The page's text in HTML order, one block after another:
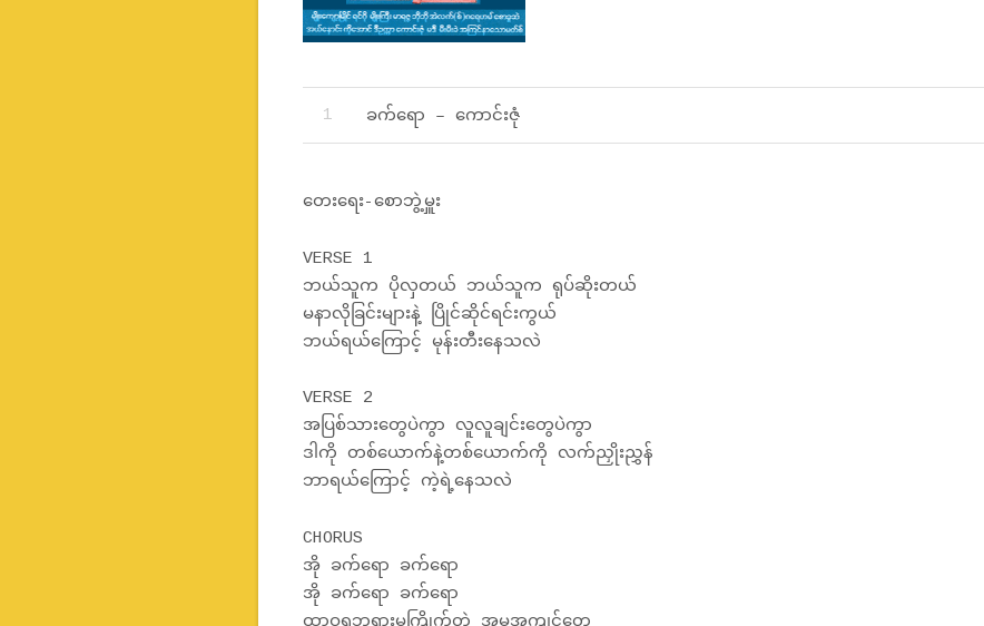
Record Tracklist
ခက်ရော – ကောင်းဇုံ
တေးရေး-စောဘွဲ့မှူး
VERSE 1
ဘယ်သူက ပိုလှတယ် ဘယ်သူက ရုပ်ဆိုးတယ်
မနာလိုခြင်းများနဲ့ ပြိုင်ဆိုင်ရင်းကွယ်
ဘယ်ရယ်ကြောင့် မုန်းတီးနေသလဲ
VERSE 2
အပြစ်သားတွေပဲကွာ လူလူချင်းတွေပဲကွာ
ဒါကို တစ်ယောက်နဲ့တစ်ယောက်ကို လက်ညှိုးညွှန်
ဘာရယ်ကြောင့် ကဲ့ရဲ့နေသလဲ
CHORUS
အို ခက်ရော ခက်ရော
အို ခက်ရော ခက်ရော
ထာဝရဘုရားမကြိုက်တဲ့ အမူအကျင့်တွေ